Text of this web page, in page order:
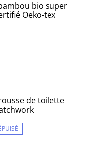
bio super
Oeko-tex
de toilette